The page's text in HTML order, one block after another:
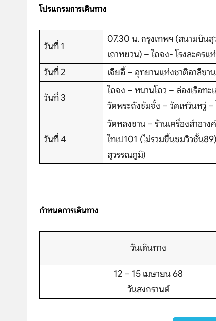
โปรแกรมการเดินทาง
วันที่ 1
07.30 น. กรุงเทพฯ (สนามบิน
เถาหยวน) – ไถจง- โรงละคร
วันที่ 2
เจียอี้ – อุทยานแห่งชาติอาลีซา
วันที่ 3
ไถจง – หนานโถว – ล่องเรือทะ
วัดพระถังซัมจั๋ง – วัดเหวินหวู่
วันที่ 4
วัดหลงซาน – ร้านเครื่องสำอา
ไทเป101 (ไม่รวมขึ้นชมวิวชั้น
สุวรรณภูมิ)
กำหนดการเดินทาง
วันเดินทาง
12 – 15 เมษายน 68
วันสงกรานต์